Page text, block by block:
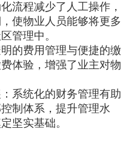
程减少了人工操作，
使物业人员能够将更多
管理中。
费用管理与便捷的缴
体验，增强了业主对物
统化的财务管理有助
制体系，提升管理水
坚实基础。